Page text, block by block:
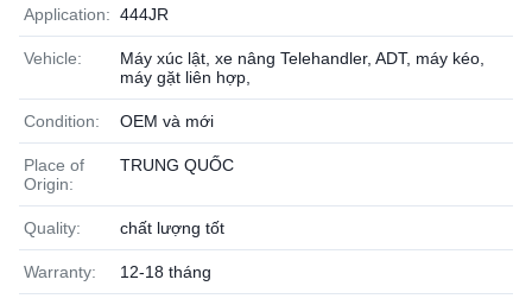
Application: 444JR
Vehicle:
Máy xúc lật, xe nâng Telehandler, ADT, máy kéo,
máy gặt liên hợp,
Condition: OEM và mới
Place of
Origin:
TRUNG QUỐC
Quality: chất lượng tốt
Warranty: 12-18 tháng